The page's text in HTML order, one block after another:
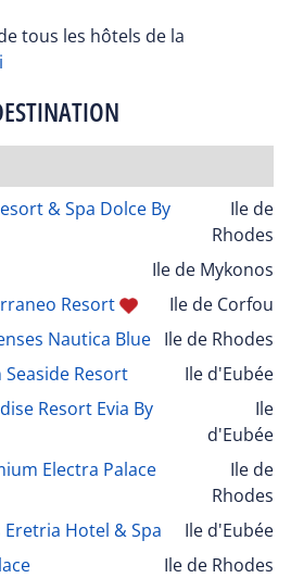
tous les hôtels de la
& Spa Dolce By
Ile de
Rhodes
Ile de Mykonos
Resort
Ile de Corfou
Nautica Blue Ile de Rhodes
Resort
Ile d'Eubée
Resort Evia By
Ile
d'Eubée
Electra Palace
Ile de
Rhodes
Hotel & Spa
Ile d'Eubée
Ile de Rhodes